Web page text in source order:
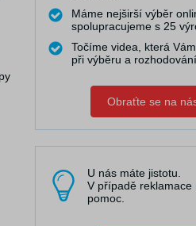
Máme nejširší výběr
spolupracujeme s 25
Točíme videa, která
při výběru a rozhodování.
Obraťte se na
U nás máte jistotu.
V případě reklamace
pomoc.